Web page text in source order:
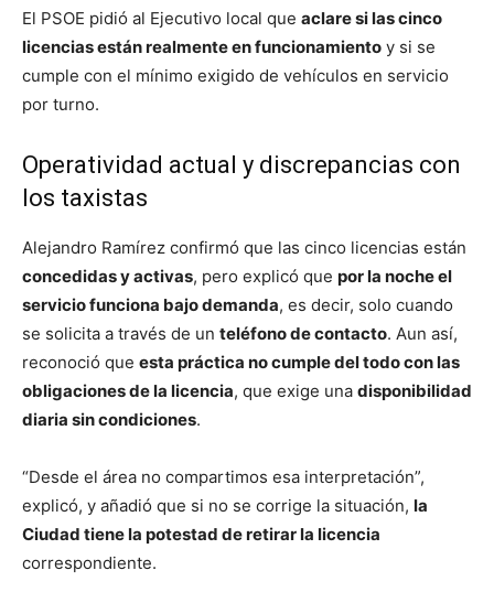
El PSOE pidió al Ejecutivo local que aclare si las cinco
licencias están realmente en funcionamiento y si se
cumple con el mínimo exigido de vehículos en servicio
por turno.
Operatividad actual y discrepancias con
los taxistas
Alejandro Ramírez confirmó que las cinco licencias están
concedidas y activas, pero explicó que por la noche el
servicio funciona bajo demanda, es decir, solo cuando
se solicita a través de un teléfono de contacto. Aun así,
reconoció que esta práctica no cumple del todo con las
obligaciones de la licencia, que exige una disponibilidad
diaria sin condiciones.
“Desde el área no compartimos esa interpretación”,
explicó, y añadió que si no se corrige la situación, la
Ciudad tiene la potestad de retirar la licencia
correspondiente.